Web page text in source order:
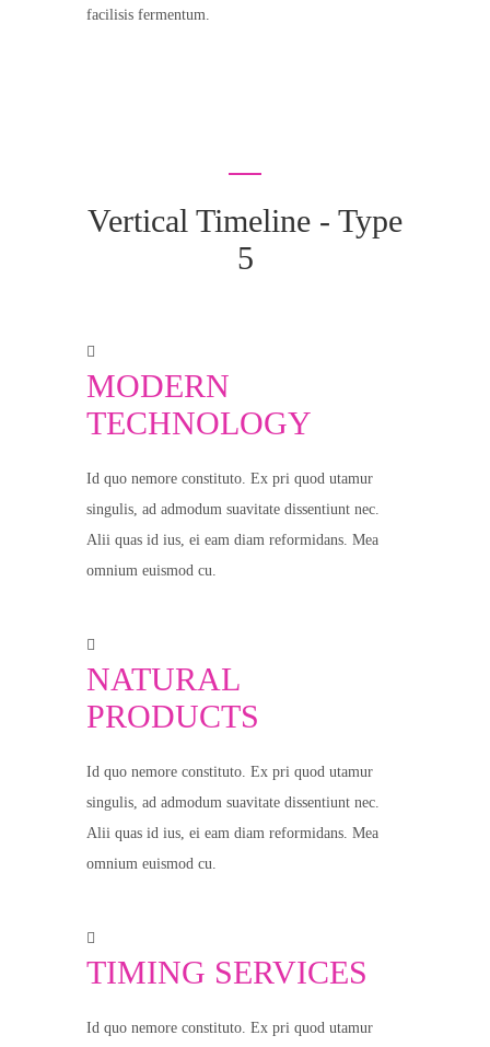
facilisis fermentum.
Vertical Timeline - Type
5
MODERN
TECHNOLOGY
Id quo nemore constituto. Ex pri quod utamur
singulis, ad admodum suavitate dissentiunt nec.
Alii quas id ius, ei eam diam reformidans. Mea
omnium euismod cu.
NATURAL
PRODUCTS
Id quo nemore constituto. Ex pri quod utamur
singulis, ad admodum suavitate dissentiunt nec.
Alii quas id ius, ei eam diam reformidans. Mea
omnium euismod cu.
TIMING SERVICES
Id quo nemore constituto. Ex pri quod utamur